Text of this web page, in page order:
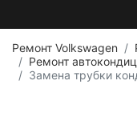
Ремонт Volkswagen
Ремонт
Замена трубки